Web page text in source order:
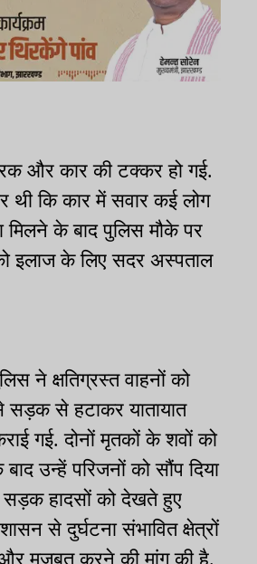
और कार की टक्कर हो गई.
थी कि कार में सवार कई लोग
मिलने के बाद पुलिस मौके पर
इलाज के लिए सदर अस्पताल
ने क्षतिग्रस्त वाहनों को
सड़क से हटाकर यातायात
गई. दोनों मृतकों के शवों को
उन्हें परिजनों को सौंप दिया
सड़क हादसों को देखते हुए
से दुर्घटना संभावित क्षेत्रों
और मजबूत करने की मांग की है.